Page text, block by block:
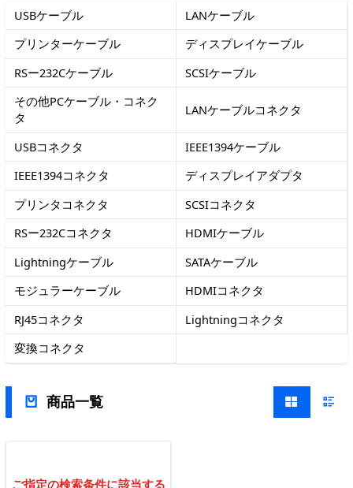
USBケーブル
LANケーブル
プリンターケーブル
ディスプレイケーブル
RSー232Cケーブル
SCSIケーブル
その他PCケーブル・コネク
タ
LANケーブルコネクタ
USBコネクタ
IEEE1394ケーブル
IEEE1394コネクタ
ディスプレイアダプタ
プリンタコネクタ
SCSIコネクタ
RSー232Cコネクタ
HDMIケーブル
Lightningケーブル
SATAケーブル
モジュラーケーブル
HDMIコネクタ
RJ45コネクタ
Lightningコネクタ
変換コネクタ
商品一覧
ご指定の検索条件に該当する